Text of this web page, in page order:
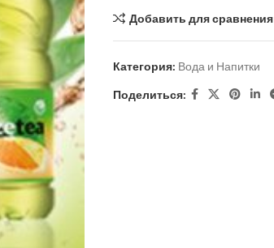
Добавить для сравнения
Категория: Вода и Напитки
Поделиться: